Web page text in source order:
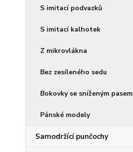
S imitací podvazků
S imitací kalhotek
Z mikrovlákna
Bez zesíleného sedu
Bokovky se sníženým pasem
Pánské modely
Samodržící punčochy